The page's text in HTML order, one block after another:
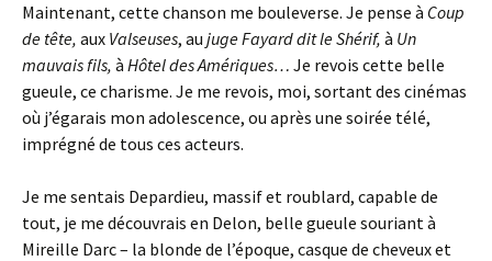
Maintenant, cette chanson me bouleverse. Je pense à Coup
de tête, aux Valseuses, au juge Fayard dit le Shérif, à Un
mauvais fils, à Hôtel des Amériques… Je revois cette belle
gueule, ce charisme. Je me revois, moi, sortant des cinémas
où j’égarais mon adolescence, ou après une soirée télé,
imprégné de tous ces acteurs.
Je me sentais Depardieu, massif et roublard, capable de
tout, je me découvrais en Delon, belle gueule souriant à
Mireille Darc – la blonde de l’époque, casque de cheveux et